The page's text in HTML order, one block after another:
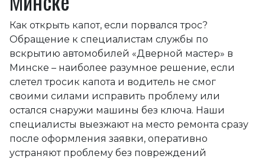
Как открыть капот, если порвался трос?
Обращение к специалистам службы по
вскрытию автомобилей «Дверной мастер» в
Минске – наиболее разумное решение, если
слетел тросик капота и водитель не смог
своими силами исправить проблему или
остался снаружи машины без ключа. Наши
специалисты выезжают на место ремонта сразу
после оформления заявки, оперативно
устраняют проблему без повреждений